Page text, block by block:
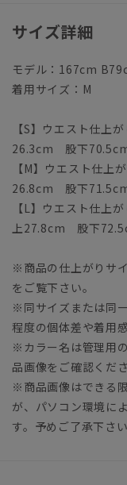
サイズ詳細
モデル：167cm
着用サイズ：M
【S】ウエスト仕
26.3cm 股下
【M】ウエスト仕
26.8cm 股下
【L】ウエスト仕
上27.8cm 股下
※商品の仕上がりサ
をご覧下さい。
※同サイズまたは同
程度の個体差や着用
※カラー名は管理用
品画像をご確認くださ
※商品画像はできる
が、パソコン環境に
す。予めご了承下さい